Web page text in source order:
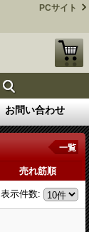
PCサイト
お問い合わせ
一覧
売れ筋順
表示件数: